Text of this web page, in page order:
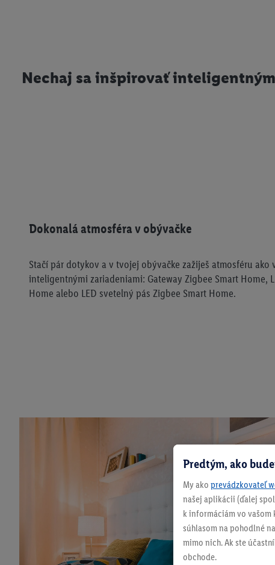
Nechaj sa inšpirovať
Dokonalá atmosféra v obývačke
Stačí pár dotykov a v tvojej obývačke zažiješ atmosféru
inteligentnými zariadeniami: Gateway Zigbee Smart Home,
Home alebo LED svetelný pás Zigbee Smart Home.
Predtým, ako
My ako prevádzkovateľ
našej aplikácii (ďalej
k informáciám vo
súhlasom na pohodlné
mimo nich. Ak ste
obchode.